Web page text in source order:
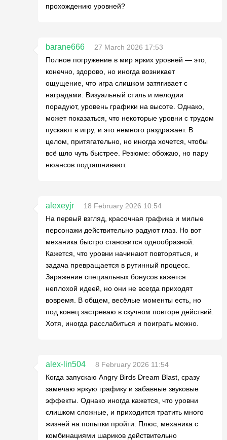
прохождению уровней?
barane666
27 March 2026 17:53
Полное погружение в мир ярких уровней — это,
конечно, здорово, но иногда возникает
ощущение, что игра слишком затягивает с
наградами. Визуальный стиль и мелодии
порадуют, уровень графики на высоте. Однако,
может показаться, что некоторые уровни с трудом
пускают в игру, и это немного раздражает. В
целом, притягательно, но иногда хочется, чтобы
всё шло чуть быстрее. Резюме: обожаю, но пару
нюансов подташнивают.
alexeyjr
18 February 2026 10:54
На первый взгляд, красочная графика и милые
персонажи действительно радуют глаз. Но вот
механика быстро становится однообразной.
Кажется, что уровни начинают повторяться, и
задача превращается в рутинный процесс.
Заряжение специальных бонусов кажется
неплохой идеей, но они не всегда приходят
вовремя. В общем, весёлые моменты есть, но
под конец застреваю в скучном повторе действий.
Хотя, иногда расслабиться и поиграть можно.
alex-lin504
8 February 2026 11:54
Когда запускаю Angry Birds Dream Blast, сразу
замечаю яркую графику и забавные звуковые
эффекты. Однако иногда кажется, что уровни
слишком сложные, и приходится тратить много
жизней на попытки пройти. Плюс, механика с
комбинациями шариков действительно